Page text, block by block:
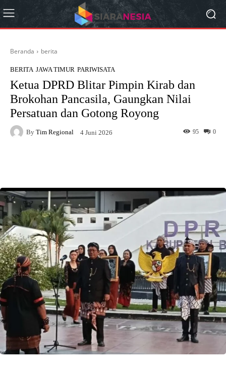
Beranda berita
BERITA JAWA TIMUR PARIWISATA
Ketua DPRD Blitar Pimpin Kirab dan
Brokohan Pancasila, Gaungkan Nilai
Persatuan dan Gotong Royong
By Tim Regional 4 Juni 2026 0
95